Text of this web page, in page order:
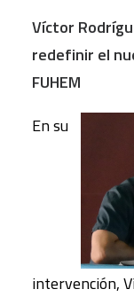
Víctor
redefinir el
FUHEM
En su
intervención,